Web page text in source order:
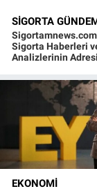
SIGORTA
Sigorta Haberleri
Analizlerinin Adresi
EKONOMI